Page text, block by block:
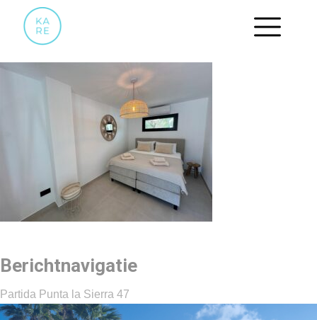
Berichtnavigatie
Partida Punta la Sierra 47